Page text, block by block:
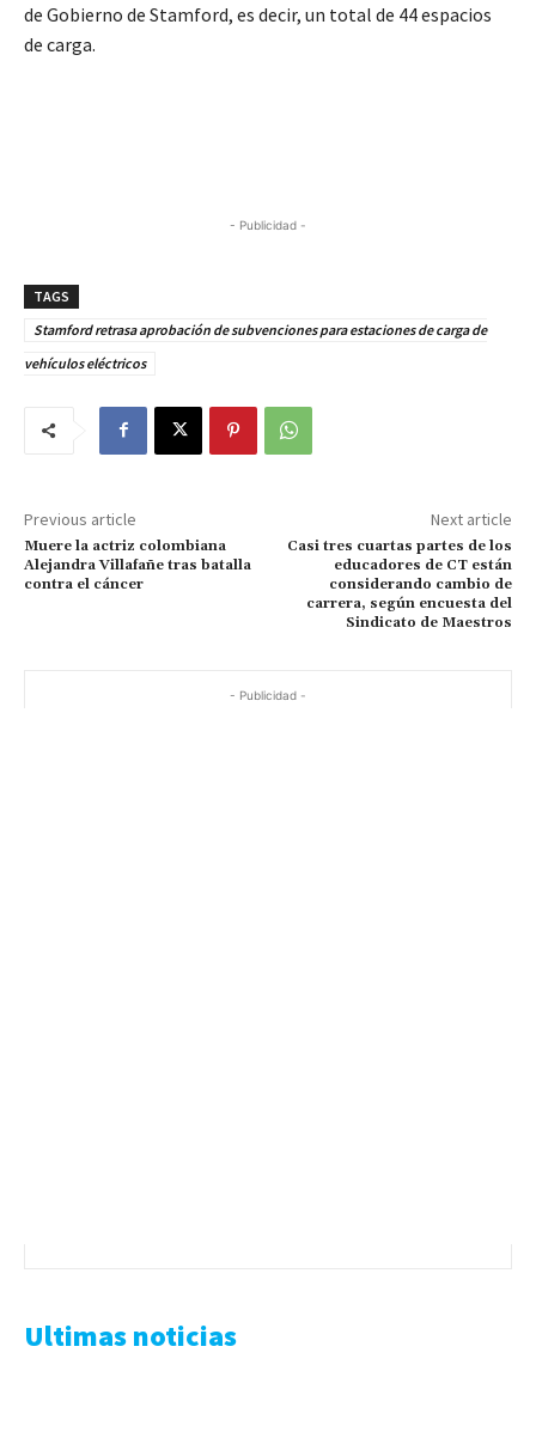
de Gobierno de Stamford, es decir, un total de 44 espacios
de carga.
- Publicidad -
TAGS
Stamford retrasa aprobación de subvenciones para estaciones de carga de
vehículos eléctricos
Previous article
Muere la actriz colombiana
Alejandra Villafañe tras batalla
contra el cáncer
Next article
Casi tres cuartas partes de los
educadores de CT están
considerando cambio de
carrera, según encuesta del
Sindicato de Maestros
- Publicidad -
Ultimas noticias